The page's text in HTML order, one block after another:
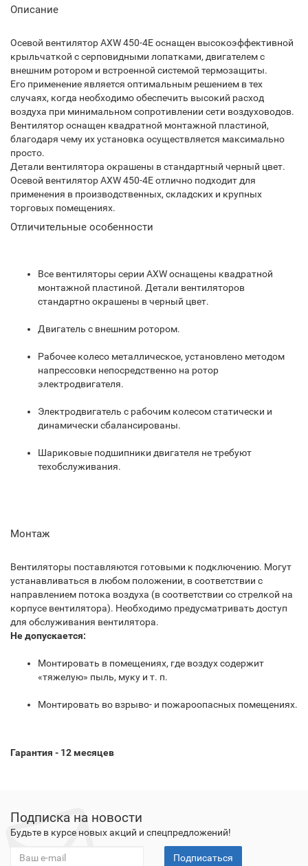
Описание
Осевой вентилятор AXW 450-4E оснащен высокоэффективной
крыльчаткой с серповидными лопатками, двигателем с
внешним ротором и встроенной системой термозащиты.
Его применение является оптимальным решением в тех
случаях, когда необходимо обеспечить высокий расход
воздуха при минимальном сопротивлении сети воздуховодов.
Вентилятор оснащен квадратной монтажной пластиной,
благодаря чему их установка осуществляется максимально
просто.
Детали вентилятора окрашены в стандартный черный цвет.
Осевой вентилятор AXW 450-4E отлично подходит для
применения в производственных, складских и крупных
торговых помещениях.
Отличительные особенности
Все вентиляторы серии AXW оснащены квадратной
монтажной пластиной. Детали вентиляторов
стандартно окрашены в черный цвет.
Двигатель с внешним ротором.
Рабочее колесо металлическое, установлено методом
напрессовки непосредственно на ротор
электродвигателя.
Электродвигатель с рабочим колесом статически и
динамически сбалансированы.
Шариковые подшипники двигателя не требуют
техобслуживания.
Монтаж
Вентиляторы поставляются готовыми к подключению. Могут
устанавливаться в любом положении, в соответствии с
направлением потока воздуха (в соответствии со стрелкой на
корпусе вентилятора). Необходимо предусматривать доступ
для обслуживания вентилятора.
Не допускается:
Монтировать в помещениях, где воздух содержит
«тяжелую» пыль, муку и т. п.
Монтировать во взрыво- и пожароопасных помещениях.
Гарантия - 12 месяцев
Подписка на новости
Будьте в курсе новых акций и спецпредложений!
Подписаться